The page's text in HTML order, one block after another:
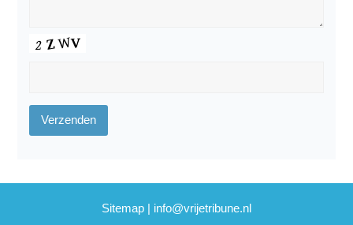
Sitemap | info@vrijetribune.nl